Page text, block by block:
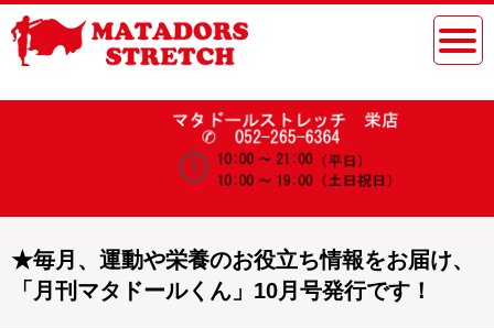
★毎月、運動や栄養のお役立ち情報をお届け、
「月刊マタドールくん」10月号発行です！